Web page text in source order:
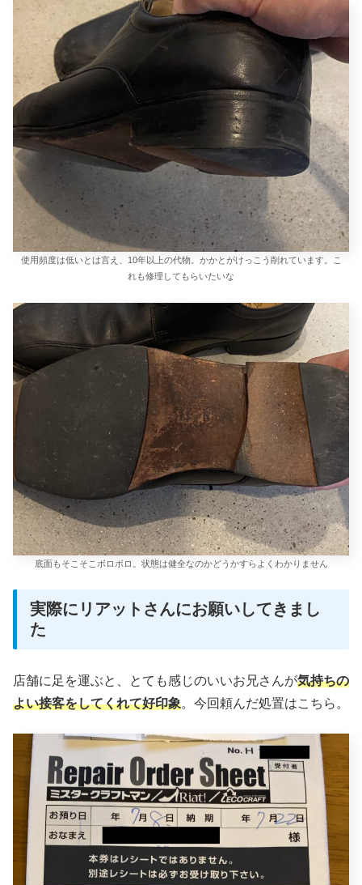
使用頻度は低いとは言え、10年以上の代物。かかとがけっこう削れています。こ
れも修理してもらいたいな
底面もそこそこボロボロ。状態は健全なのかどうかすらよくわかりません
実際にリアットさんにお願いしてきまし
た
店舗に足を運ぶと、とても感じのいいお兄さんが気持ちの
よい接客をしてくれて好印象。今回頼んだ処置はこちら。